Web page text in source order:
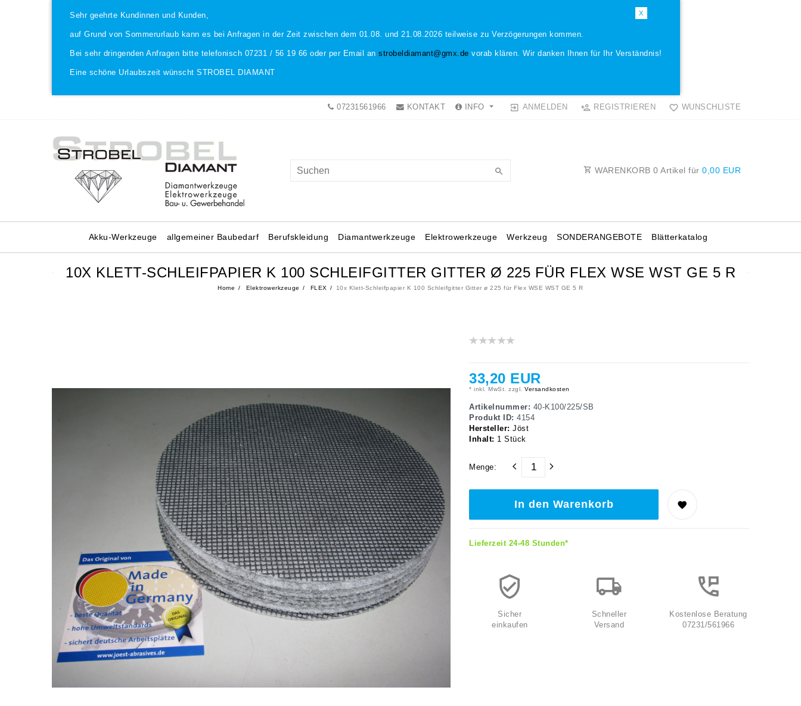
X
Sehr geehrte Kundinnen und Kunden,
auf Grund von Sommerurlaub kann es bei Anfragen in der Zeit zwischen dem 01.08. und 21.08.2026 teilweise zu Verzögerungen kommen.
Bei sehr dringenden Anfragen bitte telefonisch 07231 / 56 19 66 oder per Email an strobeldiamant@gmx.de vorab klären. Wir danken Ihnen für Ihr Verständnis!
Eine schöne Urlaubszeit wünscht STROBEL DIAMANT
07231561966 KONTAKT INFO ANMELDEN REGISTRIEREN WUNSCHLISTE
WARENKORB 0 Artikel für 0,00 EUR
Akku-Werkzeuge allgemeiner Baubedarf Berufskleidung Diamantwerkzeuge Elektrowerkzeuge Werkzeug Blätterkatalog
SONDERANGEBOTE
10X KLETT-SCHLEIFPAPIER K 100 SCHLEIFGITTER GITTER Ø 225 FÜR FLEX WSE WST GE 5 R
Home Elektrowerkzeuge FLEX 10x Klett-Schleifpapier K 100 Schleifgitter Gitter ø 225 für Flex WSE WST GE 5 R
33,20 EUR
* inkl. MwSt. zzgl. Versandkosten
Artikelnummer: 40-K100/225/SB
Produkt ID: 4154
Hersteller: Jöst
Inhalt: 1 Stück
Menge:
In den Warenkorb
Lieferzeit 24-48 Stunden*
Sicher
einkaufen
Schneller
Versand
Kostenlose Beratung
07231/561966